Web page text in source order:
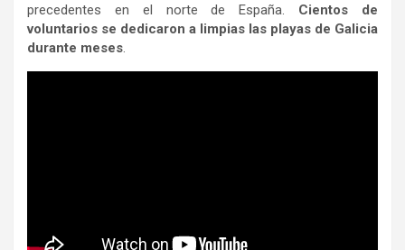
precedentes en el norte de España. Cientos de
voluntarios se dedicaron a limpias las playas de Galicia
durante meses.